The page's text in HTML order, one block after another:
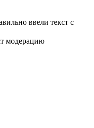
ввели текст с
модерацию